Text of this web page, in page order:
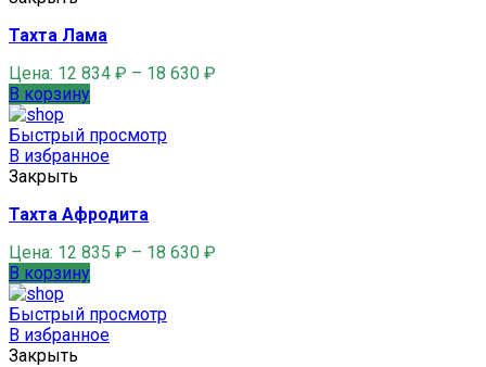
Тахта Лама
Цена: 12 834 ₽ – 18 630 ₽
В корзину
Быстрый просмотр
В избранное
Закрыть
Тахта Афродита
Цена: 12 835 ₽ – 18 630 ₽
В корзину
Быстрый просмотр
В избранное
Закрыть